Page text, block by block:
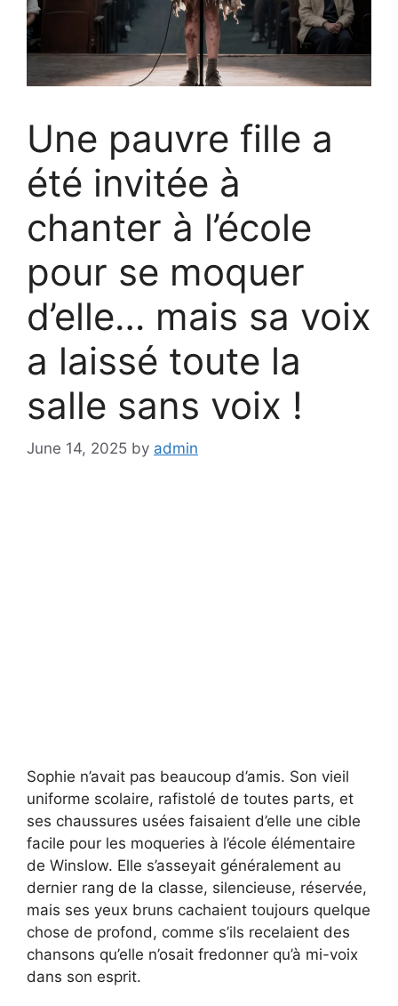
Une pauvre fille a
été invitée à
chanter à l’école
pour se moquer
d’elle… mais sa voix
a laissé toute la
salle sans voix !
June 14, 2025 by admin
Sophie n’avait pas beaucoup d’amis. Son vieil
uniforme scolaire, rafistolé de toutes parts, et
ses chaussures usées faisaient d’elle une cible
facile pour les moqueries à l’école élémentaire
de Winslow. Elle s’asseyait généralement au
dernier rang de la classe, silencieuse, réservée,
mais ses yeux bruns cachaient toujours quelque
chose de profond, comme s’ils recelaient des
chansons qu’elle n’osait fredonner qu’à mi-voix
dans son esprit.